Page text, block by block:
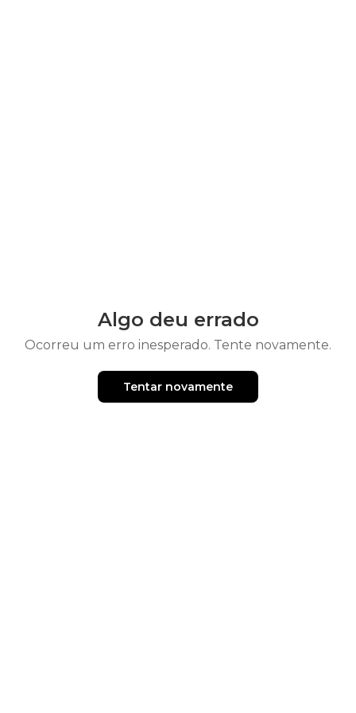
Algo deu errado
Ocorreu um erro inesperado. Tente novamente.
Tentar novamente